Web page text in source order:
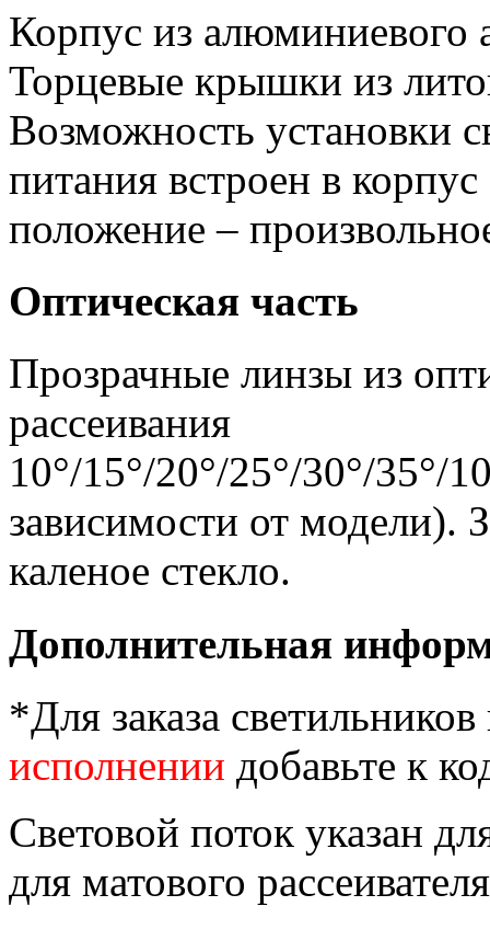
Корпус из алюминиевого
Торцевые крышки из
Возможность установки
питания встроен в
положение –
Оптическая часть
Прозрачные линзы из
рассеивания
10°/15°/20°/25°/30°/35°/
зависимости от модели).
каленое стекло.
Дополнительная
*Для заказа
исполнении добавьте к
Световой поток указан
для матового